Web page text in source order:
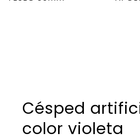
Césped
color violeta